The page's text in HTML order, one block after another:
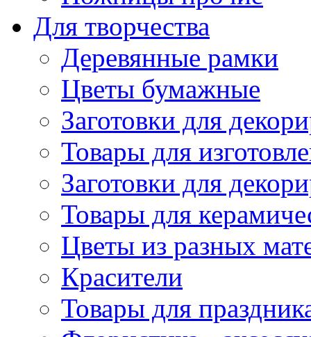
Для творчества
Деревянные рамки
Цветы бумажные
Заготовки для
Товары для
Заготовки для
Товары для
Цветы из разных
Красители
Товары для